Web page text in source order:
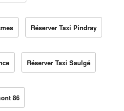
Réserver Taxi Pindray
Réserver Taxi Saulgé
86